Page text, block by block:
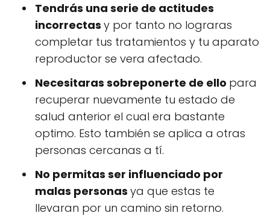
Tendrás una serie de actitudes
incorrectas y por tanto no lograras
completar tus tratamientos y tu aparato
reproductor se vera afectado.
Necesitaras sobreponerte de ello para
recuperar nuevamente tu estado de
salud anterior el cual era bastante
optimo. Esto también se aplica a otras
personas cercanas a tí.
No permitas ser influenciado por
malas personas ya que estas te
llevaran por un camino sin retorno.